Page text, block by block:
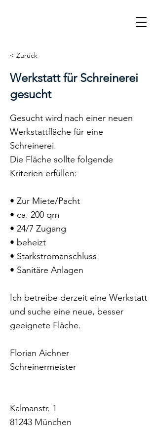
< Zurück
Werkstatt für Schreinerei
gesucht
Gesucht wird nach einer neuen
Werkstattfläche für eine
Schreinerei.
Die Fläche sollte folgende
Kriterien erfüllen:
• Zur Miete/Pacht
• ca. 200 qm
• 24/7 Zugang
• beheizt
• Starkstromanschluss
• Sanitäre Anlagen
Ich betreibe derzeit eine Werkstatt
und suche eine neue, besser
geeignete Fläche.
Florian Aichner
Schreinermeister
Kalmanstr. 1
81243 München